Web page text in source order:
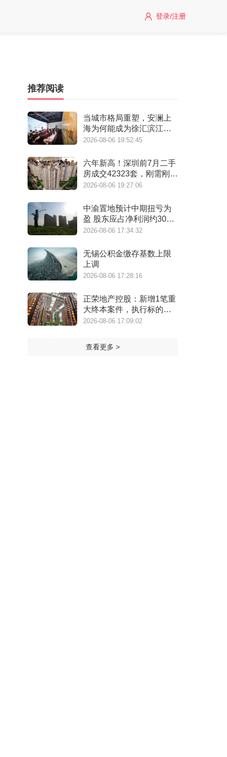
登录/注册
推荐阅读
当城市格局重塑，安澜上
海为何能成为徐汇滨江承
接“新质生产力”的人居锚
2026-08-06 19:52:45
六年新高！深圳前7月二手
房成交42323套，刚需刚改
撑起"量的回归"
2026-08-06 19:27:06
中渝置地预计中期扭亏为
盈 股东应占净利润约3000
万港元
2026-08-06 17:34:32
无锡公积金缴存基数上限
上调
2026-08-06 17:28:16
正荣地产控股：新增1笔重
大终本案件，执行标的金
额为4.73亿元
2026-08-06 17:09:02
查看更多 >